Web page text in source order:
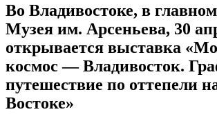
Во Владивостоке, в
Музея им. Арсеньева, 30
открывается выставка
космос — Владивосток.
путешествие по оттепели
Востоке»